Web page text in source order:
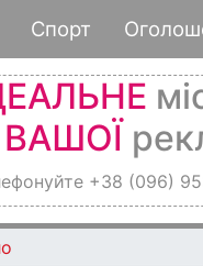
Спорт
ВАШОЇ
+38 (096)